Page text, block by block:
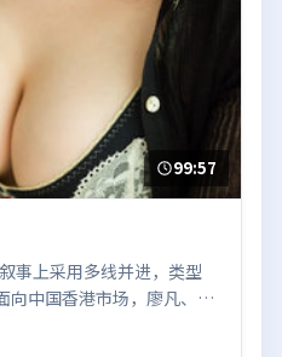
99:57
事上采用多线并进，类型
向中国香港市场，廖凡、白
反转，结尾留白引发讨论。